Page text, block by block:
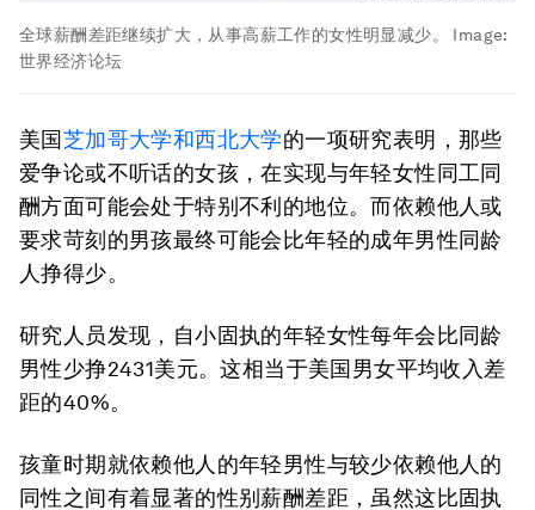
全球薪酬差距继续扩大，从事高薪工作的女性明显减少。
Image:
世界经济论坛
美国芝加哥大学和西北大学的一项研究表明，那些
爱争论或不听话的女孩，在实现与年轻女性同工同
酬方面可能会处于特别不利的地位。而依赖他人或
要求苛刻的男孩最终可能会比年轻的成年男性同龄
人挣得少。
研究人员发现，自小固执的年轻女性每年会比同龄
男性少挣2431美元。这相当于美国男女平均收入差
距的40%。
孩童时期就依赖他人的年轻男性与较少依赖他人的
同性之间有着显著的性别薪酬差距，虽然这比固执